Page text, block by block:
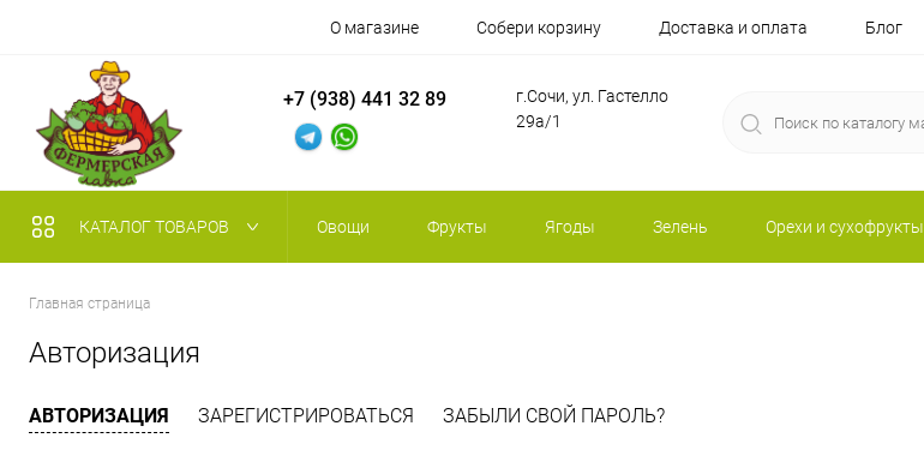
О магазине Собери корзину Доставка и оплата Блог
+7 (938) 441 32 89
г.Сочи, ул. Гастелло
29а/1
КАТАЛОГ ТОВАРОВ Овощи Фрукты Ягоды Зелень Орехи и сухофрукты
Главная страница
Авторизация
АВТОРИЗАЦИЯ ЗАРЕГИСТРИРОВАТЬСЯ ЗАБЫЛИ СВОЙ ПАРОЛЬ?